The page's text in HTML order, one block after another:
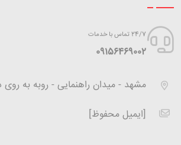
24/7 تماس با خدمات
‪09156469002
مشهد - میدان راهنمایی - روبه به روی دستغیب
[ایمیل محفوظ]